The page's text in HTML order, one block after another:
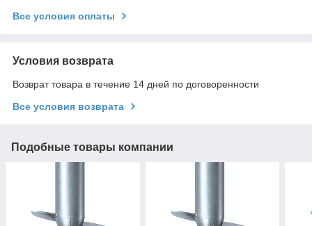
Все условия оплаты
Условия возврата
Возврат товара в течение 14 дней по договоренности
Все условия возврата
Подобные товары компании